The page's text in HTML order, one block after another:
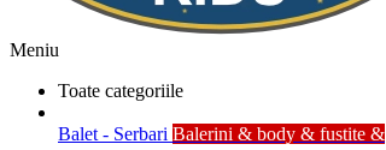
Meniu
Toate categoriile
Balet - Serbari Balerini & body & fustite &